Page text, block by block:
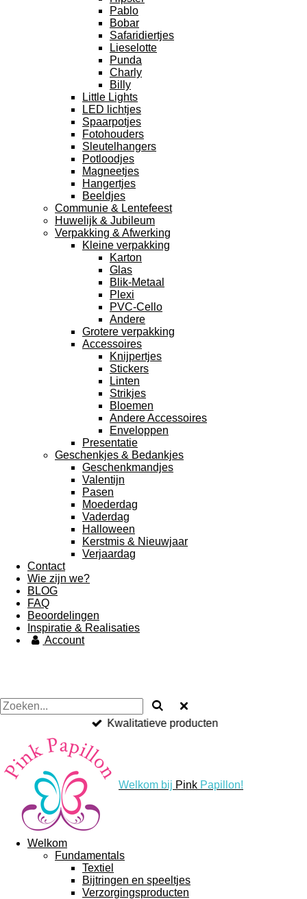
Pablo
Bobar
Safaridiertjes
Lieselotte
Punda
Charly
Billy
Little Lights
LED lichtjes
Spaarpotjes
Fotohouders
Sleutelhangers
Potloodjes
Magneetjes
Hangertjes
Beeldjes
Communie & Lentefeest
Huwelijk & Jubileum
Verpakking & Afwerking
Kleine verpakking
Karton
Glas
Blik-Metaal
Plexi
PVC-Cello
Andere
Grotere verpakking
Accessoires
Knijpertjes
Stickers
Linten
Strikjes
Bloemen
Andere Accessoires
Enveloppen
Presentatie
Geschenkjes & Bedankjes
Geschenkmandjes
Valentijn
Pasen
Moederdag
Vaderdag
Halloween
Kerstmis & Nieuwjaar
Verjaardag
Contact
Wie zijn we?
BLOG
FAQ
Beoordelingen
Inspiratie & Realisaties
Account
Kwalitatieve producten
Welkom bij Pink Papillon!
Welkom
Fundamentals
Textiel
Bijtringen en speeltjes
Verzorgingsproducten